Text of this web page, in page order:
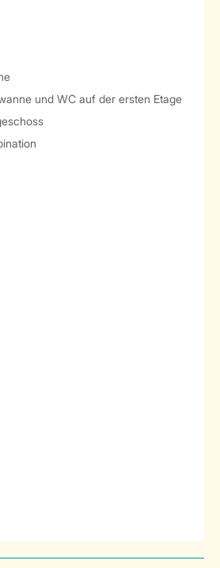
und WC auf der ersten Etage